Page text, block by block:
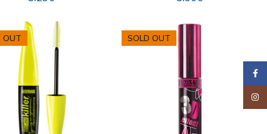
5,5 ml
OUT SOLD OUT